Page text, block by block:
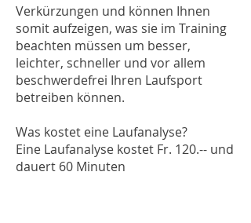
Verkürzungen und können Ihnen
somit aufzeigen, was sie im Training
beachten müssen um besser,
leichter, schneller und vor allem
beschwerdefrei Ihren Laufsport
betreiben können.
Was kostet eine Laufanalyse?
Eine Laufanalyse kostet Fr. 120.-- und
dauert 60 Minuten